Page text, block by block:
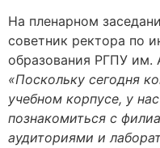
На пленарном
советник ректора по
образования РГПУ им.
«Поскольку сегодня
учебном корпусе, у
познакомиться с
аудиториями и